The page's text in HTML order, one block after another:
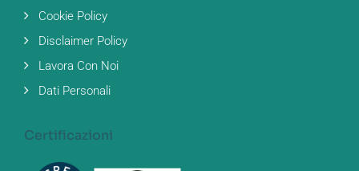
Cookie Policy
Disclaimer Policy
Lavora Con Noi
Dati Personali
Certificazioni